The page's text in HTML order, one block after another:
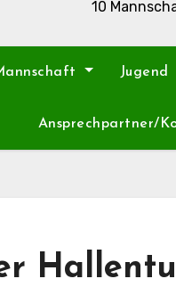
10
Jugend
Ansprechpartner/